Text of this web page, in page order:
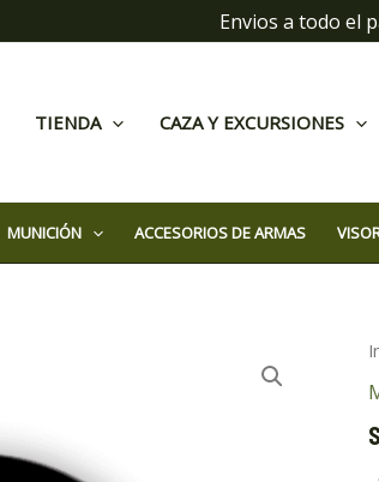
Envios a todo el
TIENDA CAZA Y EXCURSIONES
MUNICIÓN ACCESORIOS DE ARMAS